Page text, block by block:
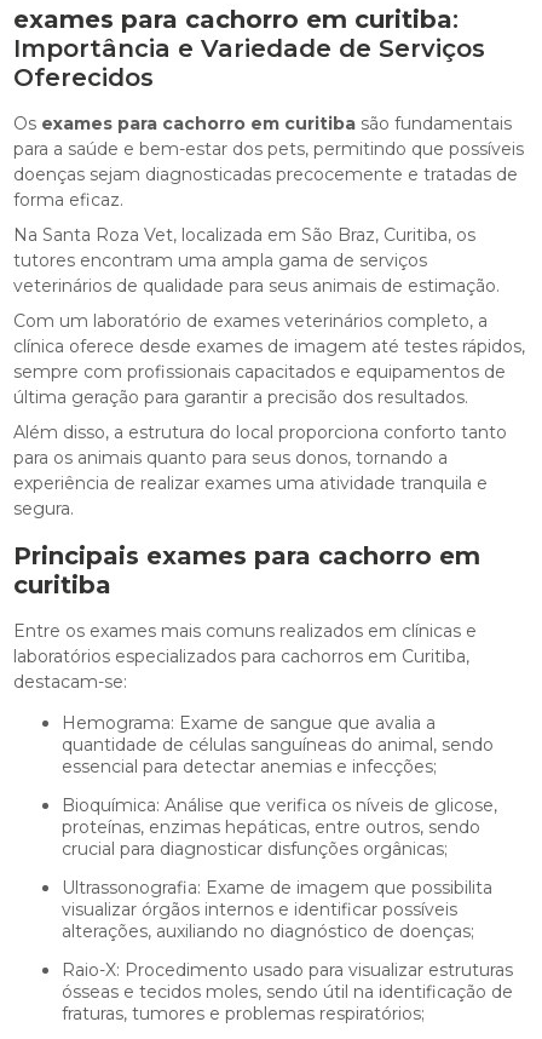
exames para cachorro em curitiba:
Importância e Variedade de Serviços
Oferecidos
Os exames para cachorro em curitiba são fundamentais
para a saúde e bem-estar dos pets, permitindo que possíveis
doenças sejam diagnosticadas precocemente e tratadas de
forma eficaz.
Na Santa Roza Vet, localizada em São Braz, Curitiba, os
tutores encontram uma ampla gama de serviços
veterinários de qualidade para seus animais de estimação.
Com um laboratório de exames veterinários completo, a
clínica oferece desde exames de imagem até testes rápidos,
sempre com profissionais capacitados e equipamentos de
última geração para garantir a precisão dos resultados.
Além disso, a estrutura do local proporciona conforto tanto
para os animais quanto para seus donos, tornando a
experiência de realizar exames uma atividade tranquila e
segura.
Principais exames para cachorro em
curitiba
Entre os exames mais comuns realizados em clínicas e
laboratórios especializados para cachorros em Curitiba,
destacam-se:
Hemograma: Exame de sangue que avalia a
quantidade de células sanguíneas do animal, sendo
essencial para detectar anemias e infecções;
Bioquímica: Análise que verifica os níveis de glicose,
proteínas, enzimas hepáticas, entre outros, sendo
crucial para diagnosticar disfunções orgânicas;
Ultrassonografia: Exame de imagem que possibilita
visualizar órgãos internos e identificar possíveis
alterações, auxiliando no diagnóstico de doenças;
Raio-X: Procedimento usado para visualizar estruturas
ósseas e tecidos moles, sendo útil na identificação de
fraturas, tumores e problemas respiratórios;